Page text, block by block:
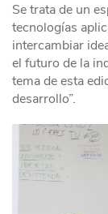
Se trata de un
tecnologías
intercambiar
el futuro de la
tema de esta
desarrollo”.